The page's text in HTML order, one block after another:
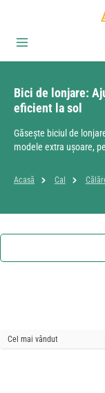
Sari la conținutul principal
Bici de lonjare:
eficient la sol
Găsește biciul de
modele extra ușoare,
Acasă Cal